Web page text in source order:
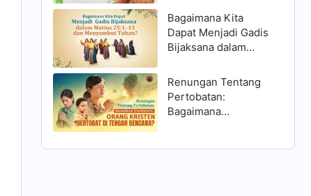
Bagaimana Kita
Dapat Menjadi Gadis
Bijaksana dalam
Menyambut Tuhan?
Renungan Tentang
Pertobatan:
Bagaimana